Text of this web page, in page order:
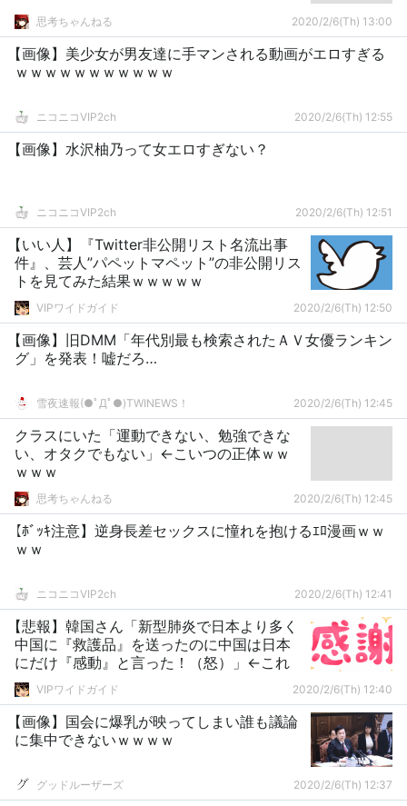
思考ちゃんねる 2020/2/6(Th) 13:00
【画像】美少女が男友達に手マンされる動画がエロすぎる
ｗｗｗｗｗｗｗｗｗｗｗ
ニコニコVIP2ch 2020/2/6(Th) 12:55
【画像】水沢柚乃って女エロすぎない？
ニコニコVIP2ch 2020/2/6(Th) 12:51
【いい人】『Twitter非公開リスト名流出事
件』、芸人”パペットマペット”の非公開リス
トを見てみた結果ｗｗｗｗｗ
VIPワイドガイド 2020/2/6(Th) 12:50
【画像】旧DMM「年代別最も検索されたＡＶ女優ランキン
グ」を発表！嘘だろ…
雪夜速報(●ﾟДﾟ●)TWINEWS！ 2020/2/6(Th) 12:45
クラスにいた「運動できない、勉強できな
い、オタクでもない」←こいつの正体ｗｗ
ｗｗｗ
思考ちゃんねる 2020/2/6(Th) 12:45
【ﾎﾞｯｷ注意】逆身長差セックスに憧れを抱けるｴﾛ漫画ｗｗ
ｗｗ
ニコニコVIP2ch 2020/2/6(Th) 12:41
【悲報】韓国さん「新型肺炎で日本より多く
中国に『救護品』を送ったのに中国は日本
にだけ『感動』と言った！（怒）」←これ
VIPワイドガイド 2020/2/6(Th) 12:40
【画像】国会に爆乳が映ってしまい誰も議論
に集中できないｗｗｗｗ
グッドルーザーズ 2020/2/6(Th) 12:37